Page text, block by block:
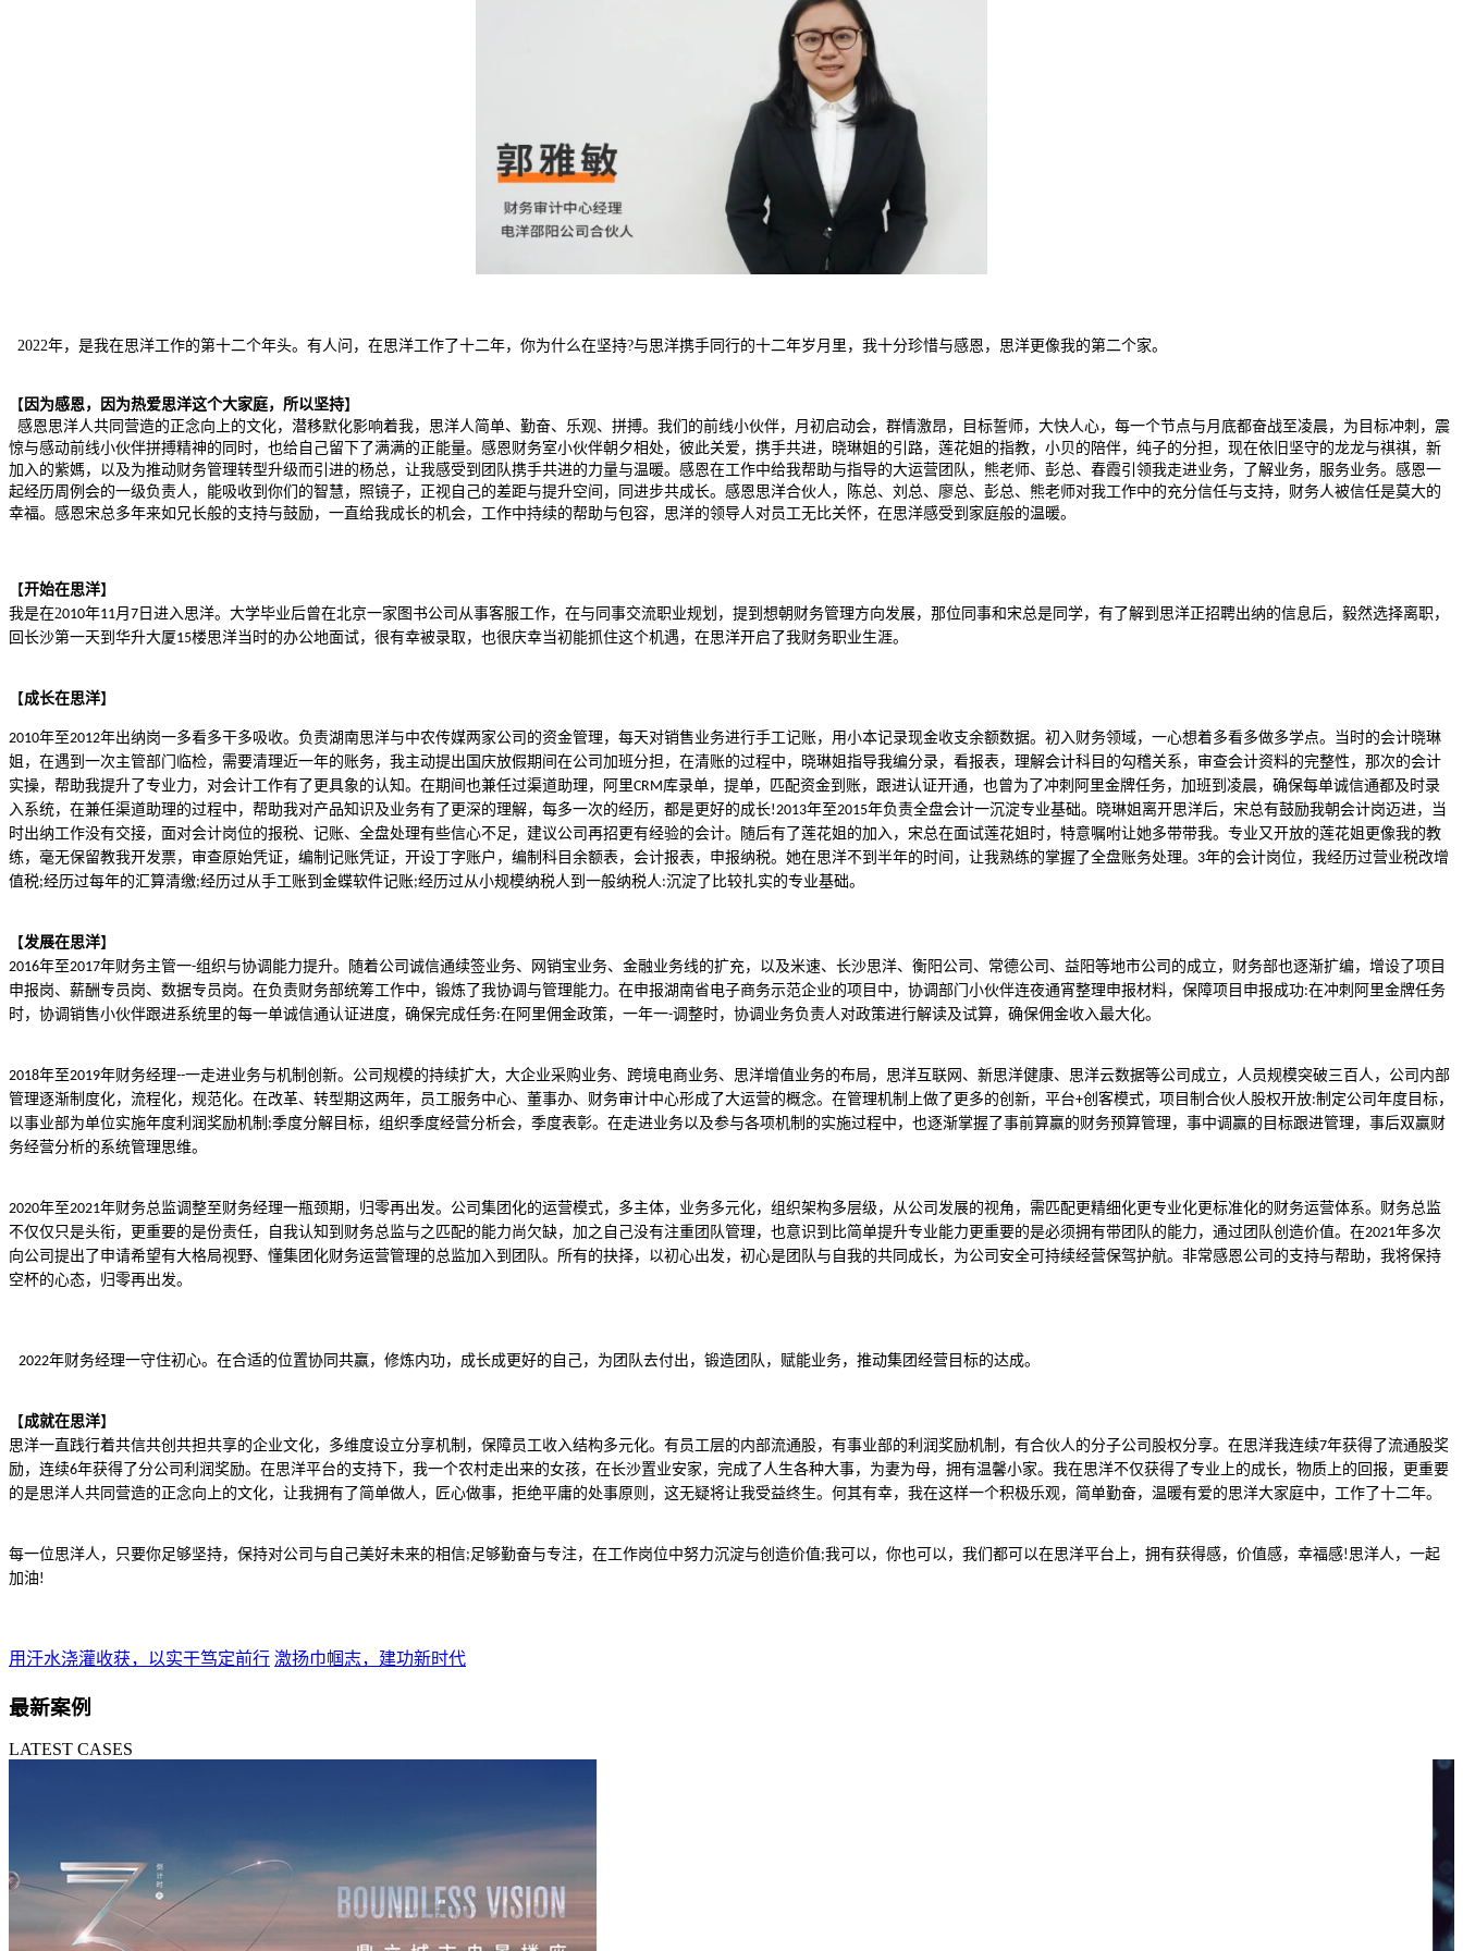
2022年，是我在思洋工作的第十二个年头。有人问，在思洋工作了十二年，你为什么在坚持?与思洋携手同行的十二年岁月里，我十分珍惜与感恩，思洋更像我的第二个家。
【 因为感恩，因为热爱思洋这个大家庭，所以坚持】
感恩思洋人共同营造的正念向上的文化，潜移默化影响着我，思洋人简单、勤奋、乐观、拼搏。我们的前线小伙伴，月初启动会，群情激昂，目标誓师，大快人心，每一个节点与月底都奋战至凌晨，为目标冲刺，震
惊与感动前线小伙伴拼搏精神的同时，也给自己留下了满满的正能量。感恩财务室小伙伴朝夕相处，彼此关爱，携手共进，晓琳姐的引路，莲花姐的指教，小贝的陪伴，纯子的分担，现在依旧坚守的龙龙与祺祺，新
加入的紫媽，以及为推动财务管理转型升级而引进的杨总，让我感受到团队携手共进的力量与温暖。感恩在工作中给我帮助与指导的大运营团队，熊老师、彭总、春霞引领我走进业务，了解业务，服务业务。感恩一
起经历周例会的一级负责人，能吸收到你们的智慧，照镜子，正视自己的差距与提升空间，同进步共成长。感恩思洋合伙人，陈总、刘总、廖总、彭总、熊老师对我工作中的充分信任与支持，财务人被信任是莫大的
幸福。感恩宋总多年来如兄长般的支持与鼓励，一直给我成长的机会，工作中持续的帮助与包容，思洋的领导人对员工无比关怀，在思洋感受到家庭般的温暖。
【开始在思洋】
我是在2010年11月 7 日进入思洋。大学毕业后曾在北京一家图书公司从事客服工作，在与同事交流职业规划，提到想朝财务管理方向发展，那位同事和宋总是同学，有了解到思洋正招聘出纳的信息后，毅然选择离职，
回长沙第一天到华升大厦15楼思洋当时的办公地面试，很有幸被录取，也很庆幸当初能抓住这个机遇，在思洋开启了我财务职业生涯。
【成长在思洋】
2010年至2012年出纳岗一多看多干多吸收。负责湖南思洋与中农传媒两家公司的资金管理，每天对销售业务进行手工记账，用小本记录现金收支余额数据。初入财务领域，一心想着多看多做多学点。当时的会计晓琳
姐，在遇到一次主管部门临检，需要清理近一年的账务，我主动提出国庆放假期间在公司加班分担，在清账的过程中，晓琳姐指导我编分录，看报表，理解会计科目的勾稽关系，审查会计资料的完整性，那次的会计
实操，帮助我提升了专业力，对会计工作有了更具象的认知。在期间也兼任过渠道助理，阿里CRM 库录单，提单，匹配资金到账，跟进认证开通，也曾为了冲刺阿里金牌任务，加班到凌晨，确保每单诚信通都及时录
入系统，在兼任渠道助理的过程中，帮助我对产品知识及业务有了更深的理解，每多一次的经历，都是更好的成长!2013年至2015年负责全盘会计一沉淀专业基础。晓琳姐离开思洋后，宋总有鼓励我朝会计岗迈进，当
时出纳工作没有交接，面对会计岗位的报税、记账、全盘处理有些信心不足，建议公司再招更有经验的会计。随后有了莲花姐的加入，宋总在面试莲花姐时，特意嘱咐让她多带带我。专业又开放的莲花姐更像我的教
练，毫无保留教我开发票，审查原始凭证，编制记账凭证，开设丁字账户，编制科目余额表，会计报表，申报纳税。她在思洋不到半年的时间，让我熟练的掌握了全盘账务处理。 3年的会计岗位，我经历过营业税改增
值税;经历过每年的汇算清缴;经历过从手工账到金蝶软件记账;经历过从小规模纳税人到一般纳税人 :沉淀了比较扎实的专业基础。
【发展在思洋】
2016年至2017年财务主管一-组织与协调能力提升。随着公司诚信通续签业务、网销宝业务、金融业务线的扩充，以及米速、长沙思洋、衡阳公司、常德公司、益阳等地市公司的成立，财务部也逐渐扩编，增设了项目
申报岗、薪酬专员岗、数据专员岗。在负责财务部统筹工作中，锻炼了我协调与管理能力。在申报湖南省电子商务示范企业的项目中，协调部门小伙伴连夜通宵整理申报材料，保障项目申报成功:在冲刺阿里金牌任务
时，协调销售小伙伴跟进系统里的每一单诚信通认证进度，确保完成任务:在阿里佣金政策，一年一-调整时，协调业务负责人对政策进行解读及试算，确保佣金收入最大化。
2018年至2019年财务经理--一走进业务与机制创新。公司规模的持续扩大，大企业采购业务、跨境电商业务、思洋增值业务的布局，思洋互联网、新思洋健康、思洋云数据等公司成立，人员规模突破三百人，公司内部
管理逐渐制度化，流程化，规范化。在改革、转型期这两年，员工服务中心、董事办、财务审计中心形成了大运营的概念。在管理机制上做了更多的创新，平台+创客模式，项目制合伙人股权开放:制定公司年度目标，
以事业部为单位实施年度利润奖励机制 ;季度分解目标，组织季度经营分析会，季度表彰。在走进业务以及参与各项机制的实施过程中，也逐渐掌握了事前算赢的财务预算管理，事中调赢的目标跟进管理，事后双赢财
务经营分析的系统管理思维。
2020年至2021年财务总监调整至财务经理一瓶颈期， 归零再出发。公司集团化的运营模式，多主体，业务多元化，组织架构多层级，从公司发展的视角，需匹配更精细化更专业化更标准化的财务运营体系。财务总监
不仅仅只是头衔，更重要的是份责任，自 我认知到财务总监与之匹配的能力尚欠缺，加之自己没有注重团队管理，也意识到比简单提升专业能力 更重要的是必须拥有带团队的能力，通过团队创造价值。在2021年多次
向公司提出了申请希望有大格局视野、懂集团化财务运营管理的总监加入到团队。所有的抉择，以初心出发，初心是团队与自我的共同成长，为公司安全可持续经营保驾护航。非常感恩公司的支持与帮助，我将保持
空杯的心态，归零再出发。
2022年财务经理一守住初心。在合适的位置协同共赢，修炼内功，成长成更好的自己，为团队去付出，锻造团队，赋能业务，推动集团经营目标的达成。
【成就在思洋】
思洋一直践行着共信共创共担共享的企业文化，多维度设立分享机制，保障员工收入结构多元化。有员工层的内部流通股，有事业部的利润奖励机制，有合伙人的分子公司股权分享。在思洋我连续7年获得了流通股奖
励，连续6年获得了分公司利润奖励。在思洋平台的支持下，我一个农村走出来的女孩，在长沙置业安家，完成了人生各种大事，为妻为母，拥有温馨小家。我在思洋不仅获得了专业上的成长，物质上的回报，更重要
的是思洋人共同营造的正念向上的文化，让我拥有了简单做人，匠心做事，拒绝平庸的处事原则，这无疑将让我受益终生。何其有幸，我在这样一个积极乐观，简单勤奋，温暖有爱的思洋大家庭中，工作了十二年。
每一位思洋人，只要你足够坚持，保持对公司与自己美好未来的相信; 足够勤奋与专注，在工作岗位中努力沉淀与创造价值;我可以，你也可以，我们都可以在思洋平台上，拥有获得感，价值感，幸福感! 思洋人，一起
加油!
用汗水浇灌收获，以实干笃定前行 激扬巾帼志，建功新时代
最新案例
LATEST CASES